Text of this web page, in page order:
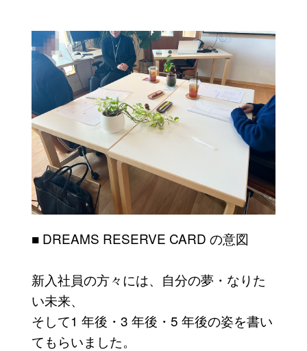
■ DREAMS RESERVE CARD の意図
新入社員の方々には、自分の夢・なりた
い未来、
そして1 年後・3 年後・5 年後の姿を書い
てもらいました。